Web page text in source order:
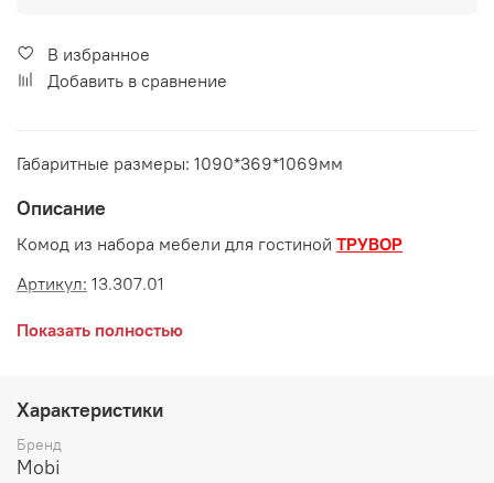
В избранное
Добавить в сравнение
Габаритные размеры: 1090*369*1069мм
Описание
Комод из набора мебели для гостиной ТРУВОР
Артикул: 13.307.01
Габаритные размеры:
глубина 369 мм
высота 1069 мм
Показать полностью
Характеристики
Бренд
Mobi